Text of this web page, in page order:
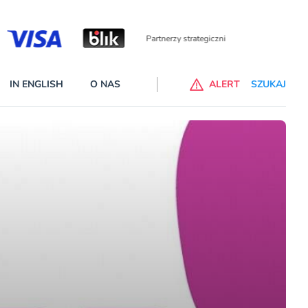
Partnerzy wspierający
do ChataGPT Go dla klientów Revoluta. Nowy benefit we
– Standard i Plus – z usługi będzie można korzsytać za
IN ENGLISH O NAS ALERT SZUKAJ